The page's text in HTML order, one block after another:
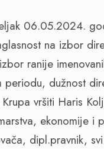
06.05.2024.
na izbor
ranije
periodu, dužnost
Krupa vršiti Haris
ekonomije i
dipl.pravnik,